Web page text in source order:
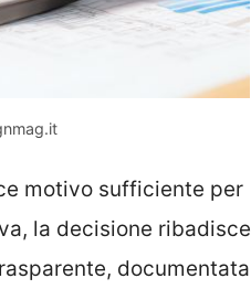
motivo sufficiente per
la decisione ribadisce
documentata